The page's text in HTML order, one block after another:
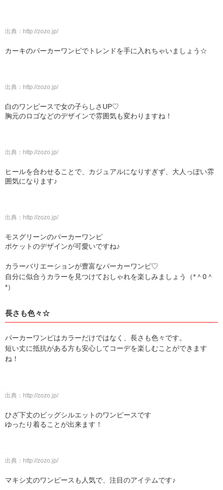
出典： http://zozo.jp/
カーキのパーカーワンピでトレンドを手に入れちゃいましょう☆
出典： http://zozo.jp/
白のワンピースで女の子らしさUP♡
胸元のロゴなどのデザインで雰囲気も変わりますね！
出典： http://zozo.jp/
ヒールを合わせることで、カジュアルになりすぎず、大人っぽい雰
囲気になります♪
出典： http://zozo.jp/
モスグリーンのパーカーワンピ
ポケットのデザインが可愛いですね♪
カラーバリエーションが豊富なパーカーワンピ♡
自分に似合うカラーを見つけておしゃれを楽しみましょう（*＾0＾
*）
長さも色々☆
パーカーワンピはカラーだけではなく、長さも色々です。
短い丈に抵抗がある方も安心してコーデを楽しむことができます
ね！
出典： http://zozo.jp/
ひざ下丈のビッグシルエットのワンピースです
ゆったり着ることが出来ます！
出典： http://zozo.jp/
マキシ丈のワンピースも人気で、注目のアイテムです♪